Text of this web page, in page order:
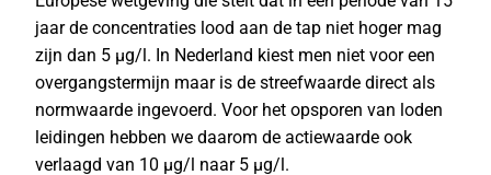
jaar de concentraties lood aan de tap niet hoger mag
zijn dan 5 µg/l. In Nederland kiest men niet voor een
overgangstermijn maar is de streefwaarde direct als
normwaarde ingevoerd. Voor het opsporen van loden
leidingen hebben we daarom de actiewaarde ook
verlaagd van 10 µg/l naar 5 µg/l.